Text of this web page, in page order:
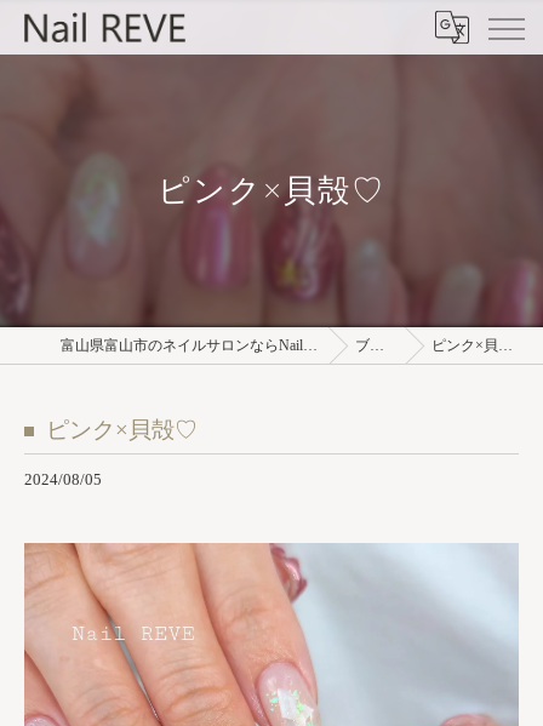
ピンク×貝殻♡
富山県富山市のネイルサロンならNail REVE ブログ ピンク×貝殻♡
ピンク×貝殻♡
2024/08/05